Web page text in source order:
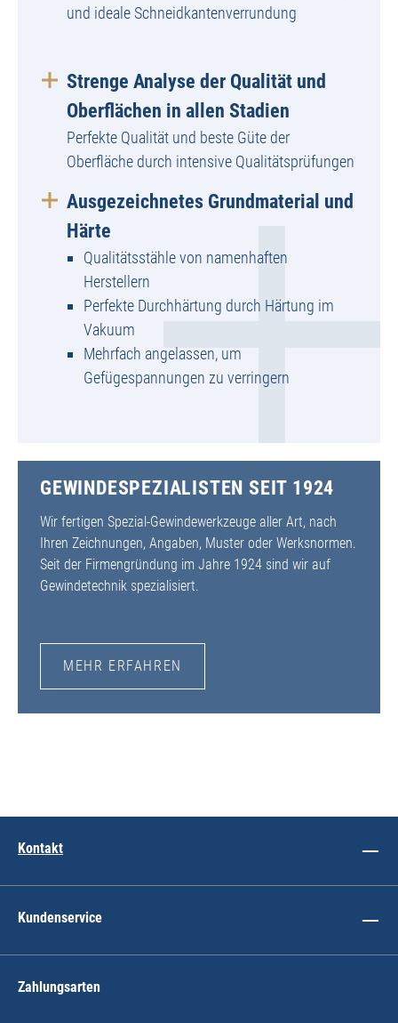
und ideale Schneidkantenverrundung
Strenge Analyse der Qualität und
Oberflächen in allen Stadien
Perfekte Qualität und beste Güte der
Oberfläche durch intensive Qualitätsprüfungen
Ausgezeichnetes Grundmaterial und
Härte
Qualitätsstähle von namenhaften
Herstellern
Perfekte Durchhärtung durch Härtung im
Vakuum
Mehrfach angelassen, um
Gefügespannungen zu verringern
GEWINDESPEZIALISTEN SEIT 1924
Wir fertigen Spezial-Gewindewerkzeuge aller Art, nach
Ihren Zeichnungen, Angaben, Muster oder Werksnormen.
Seit der Firmengründung im Jahre 1924 sind wir auf
Gewindetechnik spezialisiert.
MEHR ERFAHREN
Kontakt
Kundenservice
Zahlungsarten